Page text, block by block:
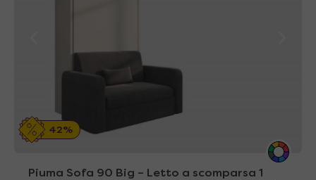
42%
Piuma Sofa 90 Big – Letto a scomparsa 1